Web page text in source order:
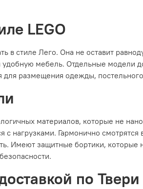
LEGO
в стиле Лего. Она не оставит
удобную мебель. Отдельные модели
размещения одежды,
материалов, которые не
нагрузками. Гармонично смотрятся
Имеют защитные бортики,
по Твери